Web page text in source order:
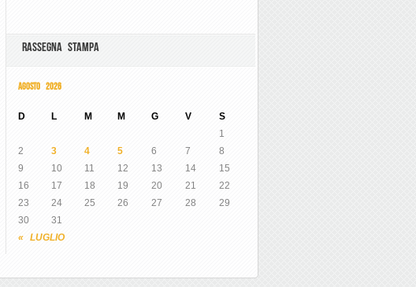
RASSEGNA STAMPA
AGOSTO 2026
D L M M G V S
« LUGLIO
1
2
3 4 5 6 7
8
9
10 11 12 13 14
15
16
17 18 19 20 21
22
23
24 25 26 27 28
29
30
31